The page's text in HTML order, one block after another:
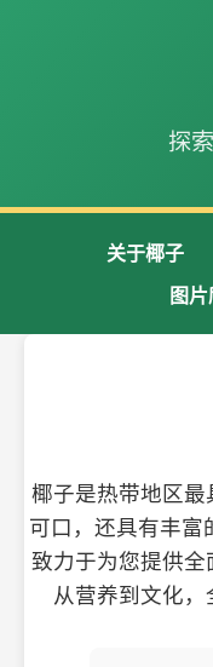
探
关于椰子
图
椰子是热带地区
可口，还具有丰富
致力于为您提供全
从营养到文化，